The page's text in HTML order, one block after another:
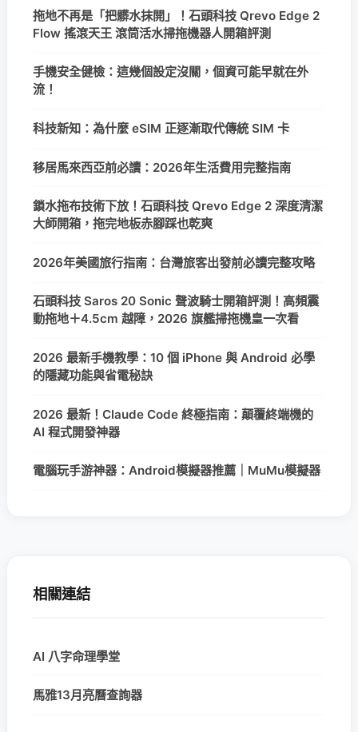
拖地不再是「把髒水抹開」！石頭科技 Qrevo Edge 2
Flow 搖滾天王 滾筒活水掃拖機器人開箱評測
手機安全健檢：這幾個設定沒關，個資可能早就在外
流！
科技新知：為什麼 eSIM 正逐漸取代傳統 SIM 卡
移居馬來西亞前必讀：2026年生活費用完整指南
鎖水拖布技術下放！石頭科技 Qrevo Edge 2 深度清潔
大師開箱，拖完地板赤腳踩也乾爽
2026年美國旅行指南：台灣旅客出發前必讀完整攻略
石頭科技 Saros 20 Sonic 聲波騎士開箱評測！高頻震
動拖地＋4.5cm 越障，2026 旗艦掃拖機皇一次看
2026 最新手機教學：10 個 iPhone 與 Android 必學
的隱藏功能與省電秘訣
2026 最新！Claude Code 終極指南：顛覆終端機的
AI 程式開發神器
電腦玩手游神器：Android模擬器推薦｜MuMu模擬器
相關連結
AI 八字命理學堂
馬雅13月亮曆查詢器